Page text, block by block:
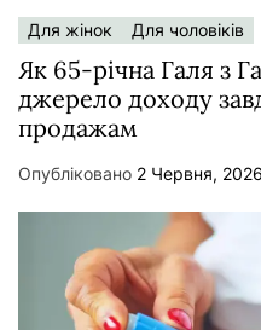
Для жінок Для чоловіків
Як 65-річна Галя з
джерело доходу
продажам
Опубліковано 2 Червня, 2026